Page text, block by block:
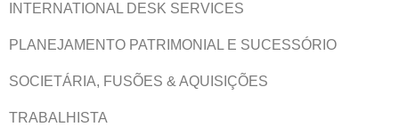
INTERNATIONAL DESK SERVICES
PLANEJAMENTO PATRIMONIAL E SUCESSÓRIO
SOCIETÁRIA, FUSÕES & AQUISIÇÕES
TRABALHISTA